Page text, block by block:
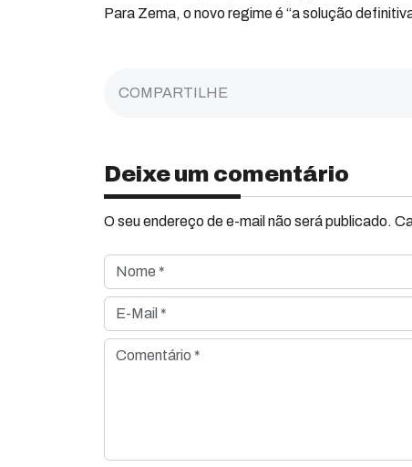
Para Zema, o novo regime é “a solução
COMPARTILHE
Deixe um comentário
O seu endereço de e-mail não será publicado.
Nome *
E-Mail *
Comentário *